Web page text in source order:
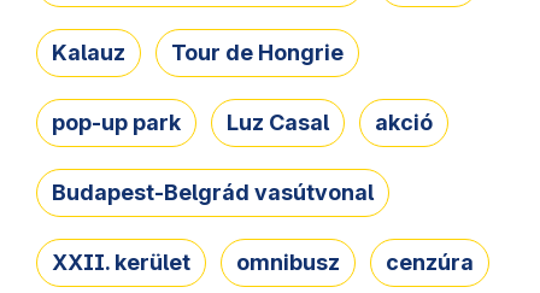
Kalauz Tour de Hongrie
pop-up park Luz Casal akció
Budapest-Belgrád vasútvonal
XXII. kerület omnibusz cenzúra